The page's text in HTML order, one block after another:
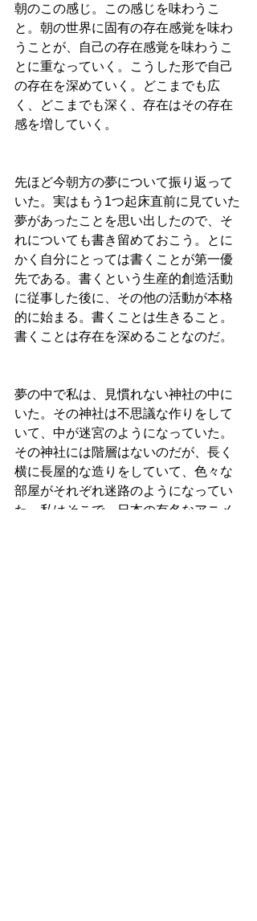
朝のこの感じ。この感じを味わうこ
と。朝の世界に固有の存在感覚を味わ
うことが、自己の存在感覚を味わうこ
とに重なっていく。こうした形で自己
の存在を深めていく。どこまでも広
く、どこまでも深く、存在はその存在
感を増していく。
先ほど今朝方の夢について振り返って
いた。実はもう1つ起床直前に見ていた
夢があったことを思い出したので、そ
れについても書き留めておこう。とに
かく自分にとっては書くことが第一優
先である。書くという生産的創造活動
に従事した後に、その他の活動が本格
的に始まる。書くことは生きること。
書くことは存在を深めることなのだ。
夢の中で私は、見慣れない神社の中に
いた。その神社は不思議な作りをして
いて、中が迷宮のようになっていた。
その神社には階層はないのだが、長く
横に長屋的な造りをしていて、色々な
部屋がそれぞれ迷路のようになってい
た。私はそこで、日本の有名なアニメ